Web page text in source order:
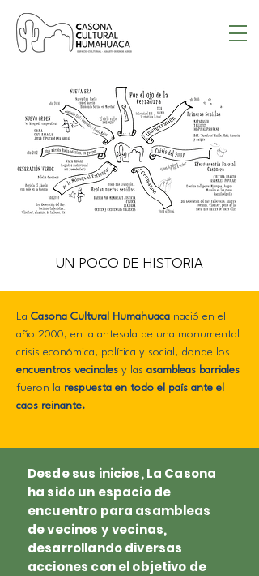
UN POCO DE HISTORIA
La Casona Cultural Humahuaca nació en el
año 2000, en la antesala de una monumental
crisis económica, política y social, donde los
encuentros vecinales y las asambleas barriales
fueron la respuesta en todo el país ante el
caos reinante.
Desde sus inicios, La Casona
ha sido un espacio de
encuentro para asambleas
de vecinos y vecinas,
desarrollando diversas
acciones con el objetivo de